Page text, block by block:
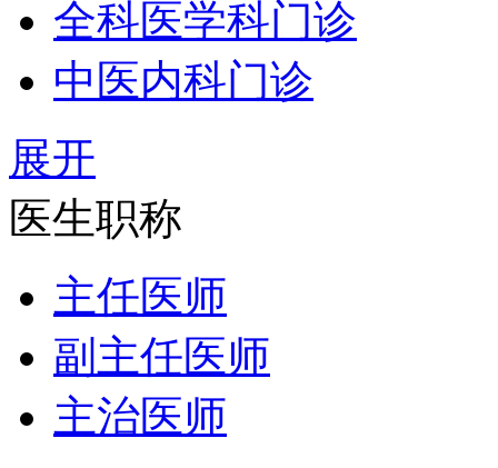
全科医学科门诊
中医内科门诊
展开
医生职称
主任医师
副主任医师
主治医师